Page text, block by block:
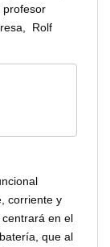
profesor
Rolf
corriente y
en el
que al